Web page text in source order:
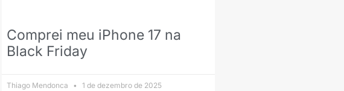
Comprei meu iPhone 17 na
Black Friday
Thiago Mendonca 1 de dezembro de 2025